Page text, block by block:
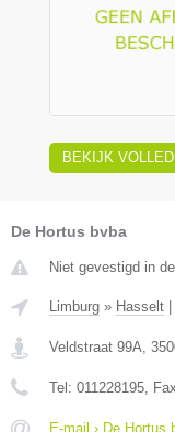
BEKIJK
De Hortus bvba
Niet gevestigd in
Limburg » Hasselt
Veldstraat 99A,
Tel: 011228195,
E-mail › De Hortus